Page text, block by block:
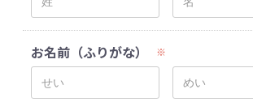
お名前（ふりがな） ※